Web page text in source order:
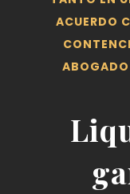
ACUERDO
ABOGADO